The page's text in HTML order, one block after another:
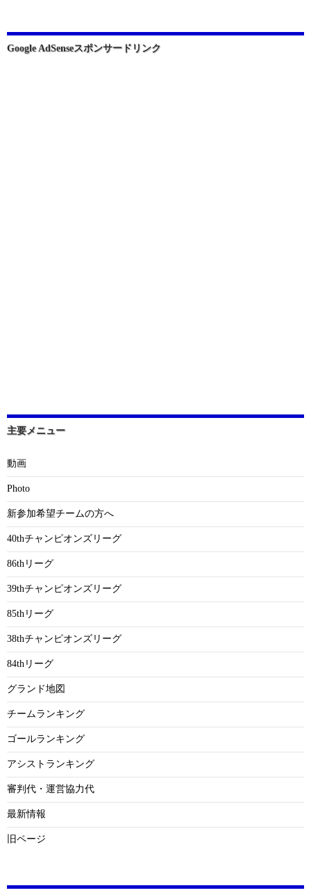
ョ
Google AdSenseスポンサードリンク
主要メニュー
動画
Photo
新参加希望チームの方へ
40thチャンピオンズリーグ
86thリーグ
39thチャンピオンズリーグ
85thリーグ
38thチャンピオンズリーグ
84thリーグ
グランド地図
チームランキング
ゴールランキング
アシストランキング
審判代・運営協力代
最新情報
旧ページ